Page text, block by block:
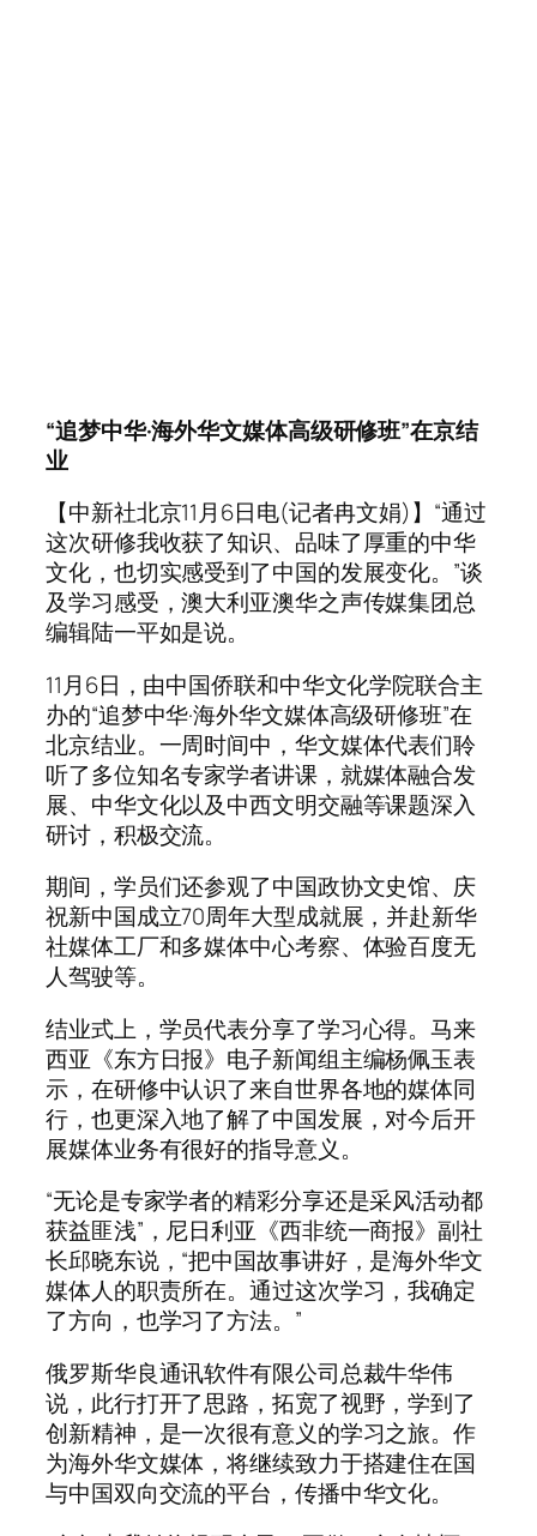
“追梦中华·海外华文媒体高级研修班”在京结
业
【中新社北京11月6日电(记者冉文娟)】“通过
这次研修我收获了知识、品味了厚重的中华
文化，也切实感受到了中国的发展变化。”谈
及学习感受，澳大利亚澳华之声传媒集团总
编辑陆一平如是说。
11月6日，由中国侨联和中华文化学院联合主
办的“追梦中华·海外华文媒体高级研修班”在
北京结业。一周时间中，华文媒体代表们聆
听了多位知名专家学者讲课，就媒体融合发
展、中华文化以及中西文明交融等课题深入
研讨，积极交流。
期间，学员们还参观了中国政协文史馆、庆
祝新中国成立70周年大型成就展，并赴新华
社媒体工厂和多媒体中心考察、体验百度无
人驾驶等。
结业式上，学员代表分享了学习心得。马来
西亚《东方日报》电子新闻组主编杨佩玉表
示，在研修中认识了来自世界各地的媒体同
行，也更深入地了解了中国发展，对今后开
展媒体业务有很好的指导意义。
“无论是专家学者的精彩分享还是采风活动都
获益匪浅”，尼日利亚《西非统一商报》副社
长邱晓东说，“把中国故事讲好，是海外华文
媒体人的职责所在。通过这次学习，我确定
了方向，也学习了方法。”
俄罗斯华良通讯软件有限公司总裁牛华伟
说，此行打开了思路，拓宽了视野，学到了
创新精神，是一次很有意义的学习之旅。作
为海外华文媒体，将继续致力于搭建住在国
与中国双向交流的平台，传播中华文化。